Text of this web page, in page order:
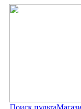
Поиск пульта